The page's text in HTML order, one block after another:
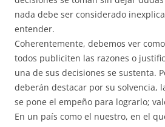
nada debe ser considerado
entender.
Coherentemente, debemos ver
todos publiciten las razones o
una de sus decisiones se sustenta.
deberán destacar por su solvencia,
se pone el empeño para lograrlo;
En un país como el nuestro, en el